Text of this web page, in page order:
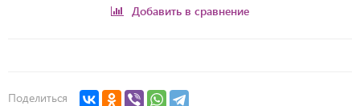
Добавить в сравнение
Поделиться